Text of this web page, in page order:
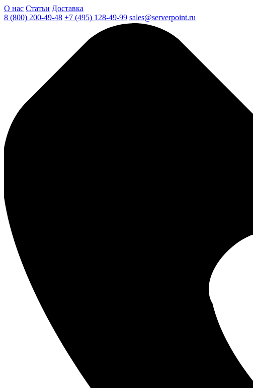
О нас Статьи Доставка
8 (800) 200-49-48 +7 (495) 128-49-99 sales@serverpoint.ru